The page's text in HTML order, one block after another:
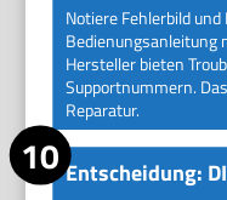
Notiere Fehlerbild
Bedienungsanleitung
Hersteller bieten
Supportnummern.
Reparatur.
Entscheidung: